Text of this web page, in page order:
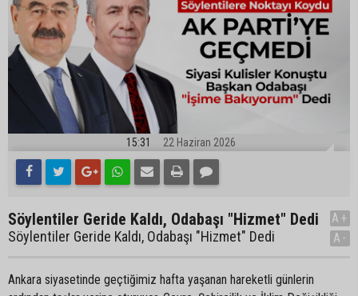
15:31 22 Haziran 2026
Söylentiler Geride Kaldı, Odabaşı "Hizmet" Dedi
Söylentiler Geride Kaldı, Odabaşı "Hizmet" Dedi
A+
A-
Ankara siyasetinde geçtiğimiz hafta yaşanan hareketli günlerin